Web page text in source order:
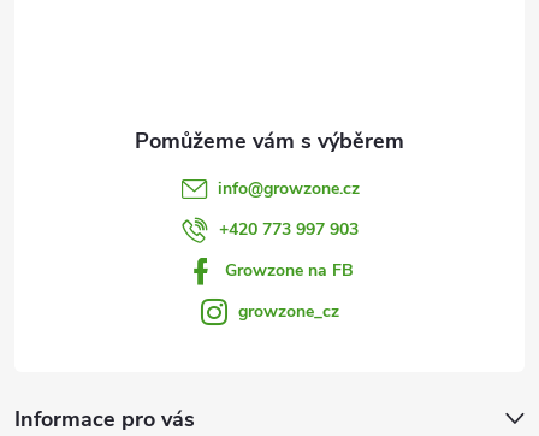
u
info@growzone.cz
+420 773 997 903
Growzone na FB
growzone_cz
Informace pro vás